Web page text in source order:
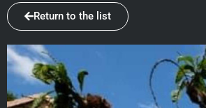
Return to the list